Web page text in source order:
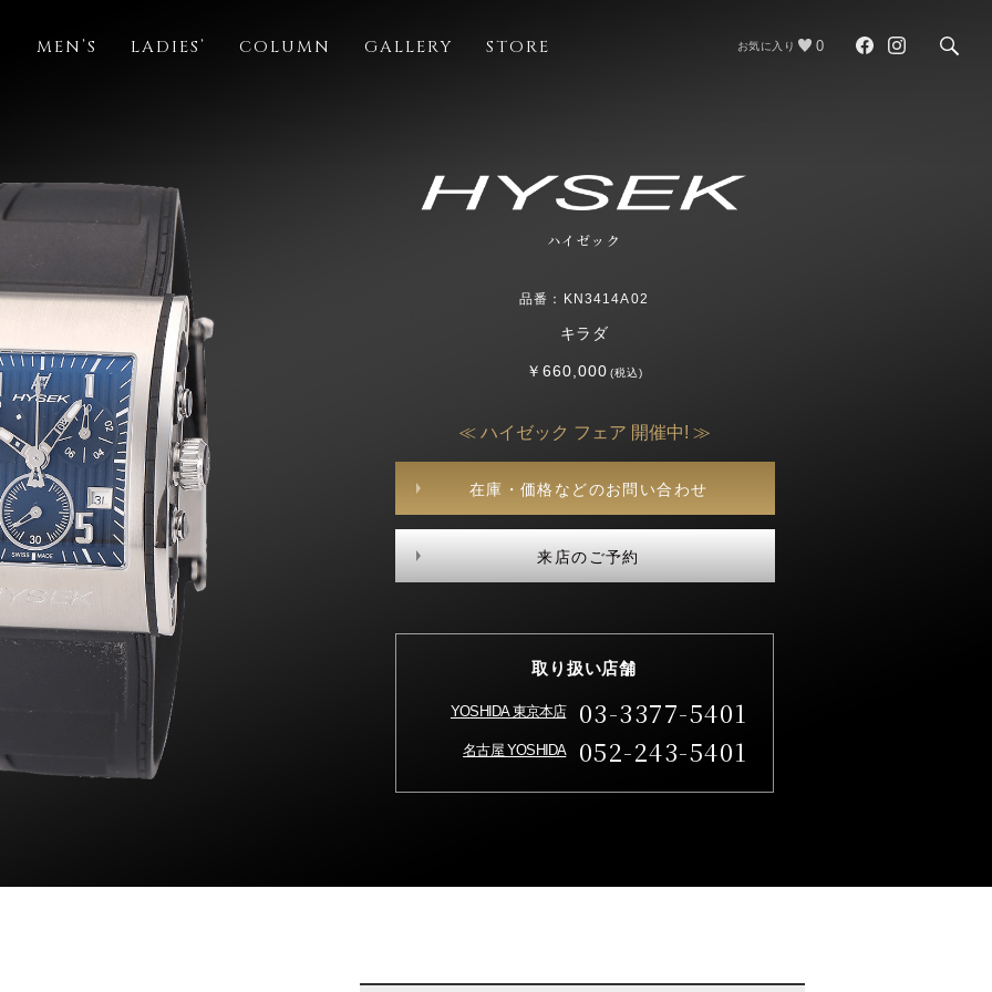
MEN’S LADIES’ COLUMN GALLERY STORE お気に入り 0
ハイゼック
品番：KN3414A02
キラダ
￥660,000(税込)
≪ ハイゼック フェア 開催中! ≫
在庫・価格などのお問い合わせ
来店のご予約
取り扱い店舗
YOSHIDA 東京本店 03-3377-5401
名古屋 YOSHIDA 052-243-5401